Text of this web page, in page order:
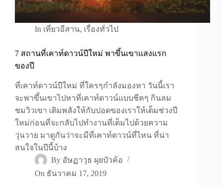
In เที่ยวอีสาน, เรื่องทั่วไป
7 สถานที่เคาท์ดาวน์ปีใหม่ พาขึ้นเขาแสงแรก
ของปี
ที่เคาท์ดาวน์ปีใหม่ ที่ใครๆกำลังมองหา วันนี้เรา
จะพาขึ้นเขาไปหาที่เคาท์ดาวน์แบบชีคๆ กินลม
ชมวิวเขา เติมพลังให้กับปอดของเราให้เต็มช่วงปี
ใหม่ก่อนที่จะกลับไปทำงานที่เต็มไปด้วยความ
วุ่นวาย มาดูกันว่าจะมีที่เคาท์ดาวน์ที่ไหน ที่น่า
สนใจในปีนี้บ้าง
By อัษฏาวุธ ผุยบัวค้อ
On ธันวาคม 17, 2019